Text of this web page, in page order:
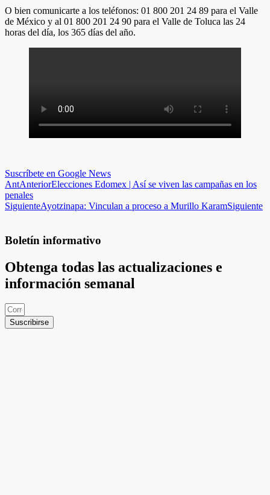
O bien comunicarte a los teléfonos: 01 800 201 24 89 para el Valle
de México y al 01 800 201 24 90 para el Valle de Toluca las 24
horas del día, los 365 días del año.
Suscríbete en Google News
AntAnteriorElecciones Edomex | Así se viven las campañas en los
penales
SiguienteAyotzinapa: Vinculan a proceso a Murillo KaramSiguiente
Boletín informativo
Obtenga todas las actualizaciones e
información semanal
Suscribirse